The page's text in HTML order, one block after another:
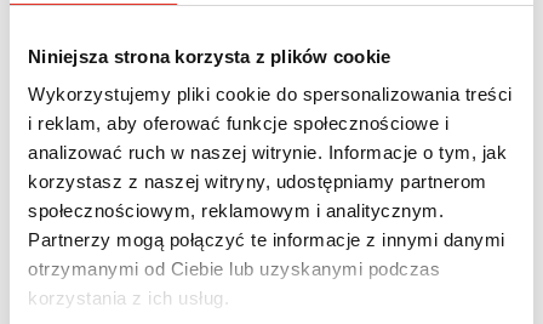
Niniejsza strona korzysta z plików cookie
Wykorzystujemy pliki cookie do spersonalizowania treści
i reklam, aby oferować funkcje społecznościowe i
analizować ruch w naszej witrynie. Informacje o tym, jak
korzystasz z naszej witryny, udostępniamy partnerom
społecznościowym, reklamowym i analitycznym.
Partnerzy mogą połączyć te informacje z innymi danymi
otrzymanymi od Ciebie lub uzyskanymi podczas
korzystania z ich usług.
Paliwo:
Moc (KM):
Leasing netto od:
5 155 zł
6 341 zł brutto / msc.
Cena brutto:
406 029 zł
Twój nowy samochód w kilku